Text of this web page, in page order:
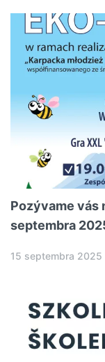
Pozývame vás
septembra
15 septembra 2025